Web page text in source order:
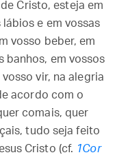
Cristo, esteja em
e em vossas
vosso beber, em
banhos, em vossos
vir, na alegria
acordo com o
comais, quer
tudo seja feito
Cristo (cf. 1Cor